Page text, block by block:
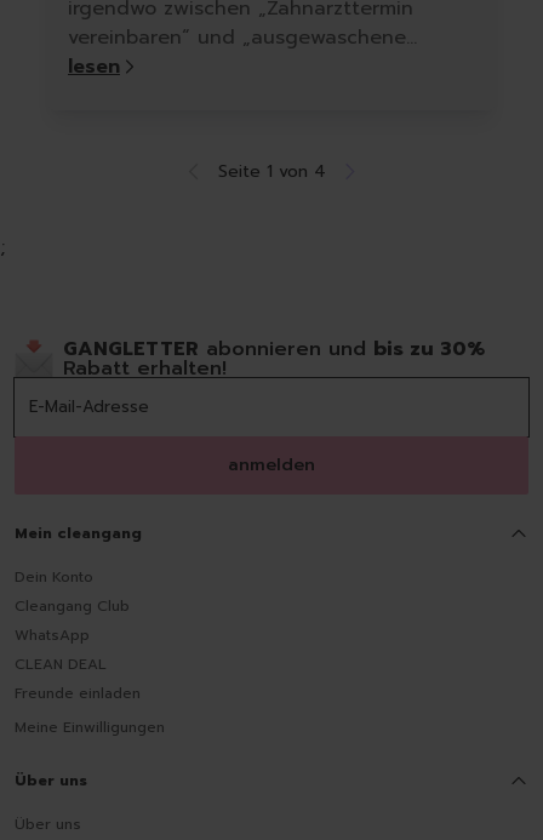
irgendwo zwischen „Zahnarzttermin
vereinbaren“ und „ausgewaschene
Leggings aussortieren“. Dabei kann das
lesen
Seite 1 von 4
;
GANGLETTER abonnieren und bis zu 30%
Rabatt erhalten!
anmelden
Mein cleangang
Dein Konto
Cleangang Club
WhatsApp
CLEAN DEAL
Freunde einladen
Meine Einwilligungen
Über uns
Über uns